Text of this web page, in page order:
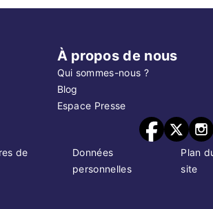
À propos de nous
Qui sommes-nous ?
Blog
Espace Presse
de
Données
personnelles
Plan
site